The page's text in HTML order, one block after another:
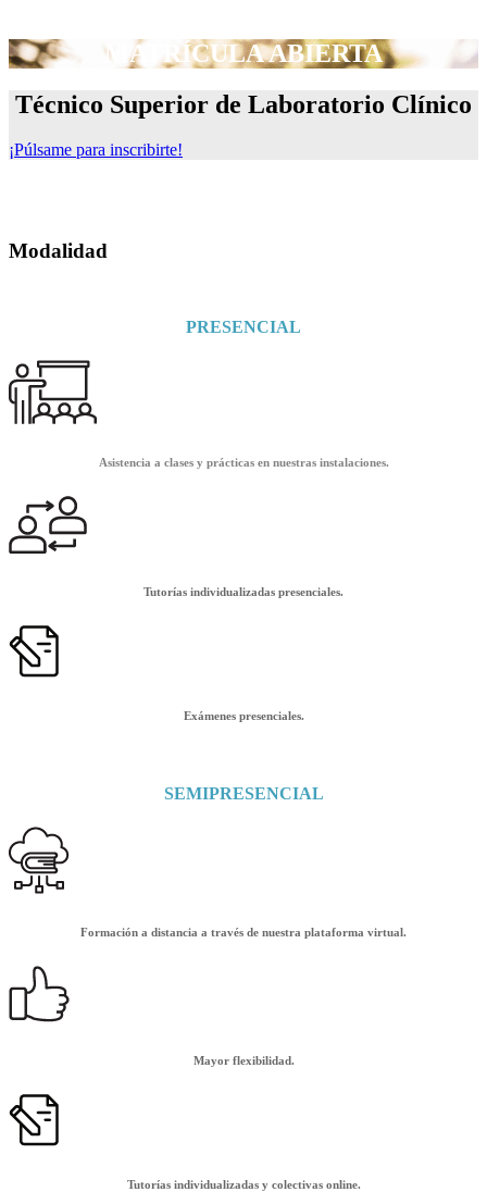
MATRÍCULA ABIERTA
Técnico Superior de Laboratorio Clínico
¡Púlsame para inscribirte!
Modalidad
PRESENCIAL
Asistencia a clases y prácticas en nuestras instalaciones.
Tutorías individualizadas presenciales.
Exámenes presenciales.
SEMIPRESENCIAL
Formación a distancia a través de nuestra plataforma virtual.
Mayor flexibilidad.
Tutorías individualizadas y colectivas online.